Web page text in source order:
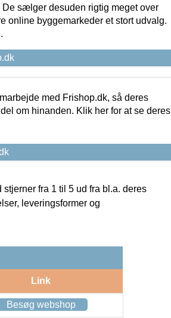
De sælger desuden rigtig meget over
online byggemarkeder et stort udvalg.
med Frishop.dk, så deres
om hinanden. Klik her for at se deres
fra 1 til 5 ud fra bl.a. deres
leveringsformer og
Link
Besøg webshop